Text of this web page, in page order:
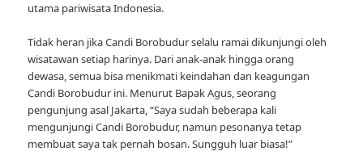
utama pariwisata Indonesia.
Tidak heran jika Candi Borobudur selalu ramai dikunjungi oleh
wisatawan setiap harinya. Dari anak-anak hingga orang
dewasa, semua bisa menikmati keindahan dan keagungan
Candi Borobudur ini. Menurut Bapak Agus, seorang
pengunjung asal Jakarta, “Saya sudah beberapa kali
mengunjungi Candi Borobudur, namun pesonanya tetap
membuat saya tak pernah bosan. Sungguh luar biasa!”